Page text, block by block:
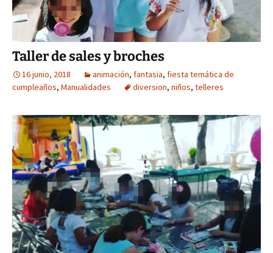
Taller de sales y broches
16 junio, 2018 animación, fantasia, fiesta temática de
cumpleaños, Manualidades diversion, niños, telleres